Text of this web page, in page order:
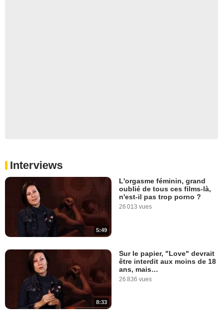
Interviews
5:49
L'orgasme féminin, grand
oublié de tous ces films-là,
n'est-il pas trop porno ?
26 013 vues
8:33
Sur le papier, "Love" devrait
être interdit aux moins de 18
ans, mais…
26 836 vues